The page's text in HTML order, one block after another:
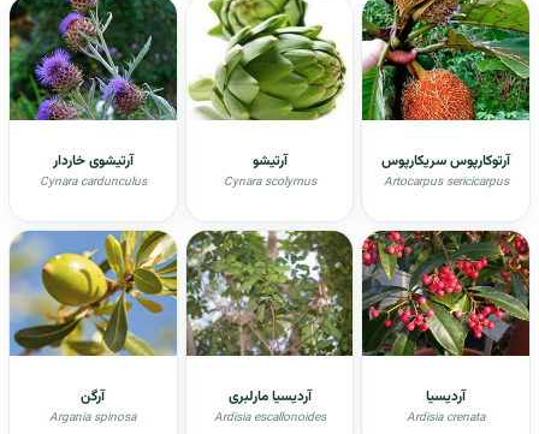
آرتوکارپوس سریکارپوس
Artocarpus sericicarpus
آرتیشو
Cynara scolymus
آرتیشوی خاردار
Cynara cardunculus
آردیسیا
Ardisia crenata
آردیسیا مارلبری
Ardisia escallonoides
آرگن
Argania spinosa